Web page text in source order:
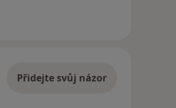
Přidejte svůj názor